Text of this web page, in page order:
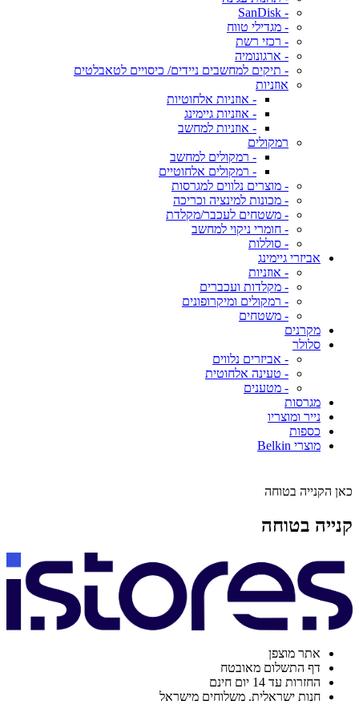
- SanDisk
- מגדילי טווח
- רכזי רשת
- ארגונומיה
- תיקים למחשבים ניידים/ כיסויים לטאבלטים
אוזניות
- אוזניות אלחוטיות
- אוזניות גיימינג
- אוזניות למחשב
רמקולים
- רמקולים למחשב
- רמקולים אלחוטיים
- מוצרים נלווים למגרסות
- מכונות למינציה וכריכה
- משטחים לעכבר/מקלדת
- חומרי ניקוי למחשב
- סוללות
אביזרי גיימינג
- אוזניות
- מקלדות ועכברים
- רמקולים ומיקרופונים
- משטחים
מקרנים
סלולר
- אביזרים נלווים
- טעינה אלחוטית
- מטענים
מגרסות
נייר ומוצריו
כספות
מוצרי Belkin
כאן הקנייה בטוחה
קנייה בטוחה
אתר מוצפן
דף התשלום מאובטח
החזרות עד 14 יום חינם
חנות ישראלית. משלוחים מישראל